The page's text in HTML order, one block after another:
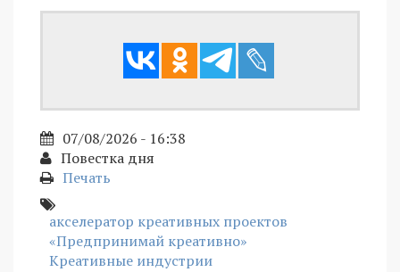
07/08/2026 - 16:38
Повестка дня
Печать
акселератор креативных проектов
«Предпринимай креативно»
Креативные индустрии